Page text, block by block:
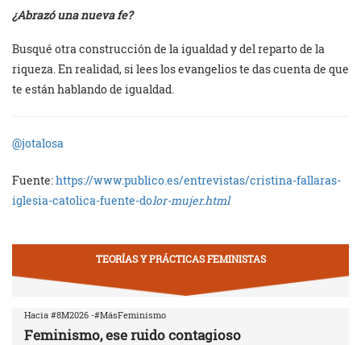
¿Abrazó una nueva fe?
Busqué otra construcción de la igualdad y del reparto de la
riqueza. En realidad, si lees los evangelios te das cuenta de que
te están hablando de igualdad.
@jotalosa
Fuente:https://www.publico.es/entrevistas/cristina-fallaras-
iglesia-catolica-fuente-dolor-mujer.html
TEORÍAS Y PRÁCTICAS FEMINISTAS
Hacia #8M2026 -#MásFeminismo
Feminismo, ese ruido contagioso